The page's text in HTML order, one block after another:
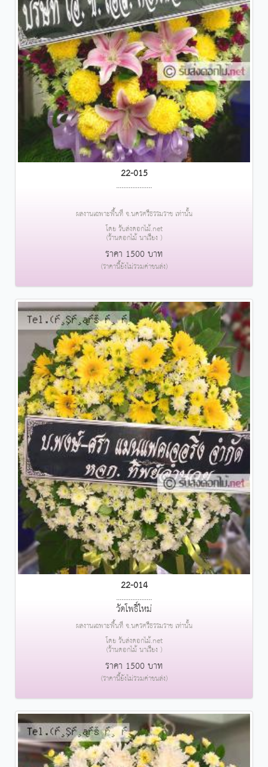
22-015
....................
ผลงานเฉพาะพื้นที่ จ.นครศรีธรรมราช เท่านั้น
โดย รับส่งดอกไม้.net
(ร้านดอกไม้ นาเรียง )
ราคา 1500 บาท
(ราคานี้ยังไม่รวมค่าขนส่ง)
22-014
....................
วัดโพธิ์ใหม่
ผลงานเฉพาะพื้นที่ จ.นครศรีธรรมราช เท่านั้น
โดย รับส่งดอกไม้.net
(ร้านดอกไม้ นาเรียง )
ราคา 1500 บาท
(ราคานี้ยังไม่รวมค่าขนส่ง)